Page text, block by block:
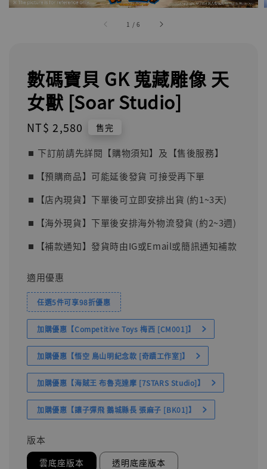
1 /6
數碼寶貝 GK 蒐藏雕像 天
女獸 [Soar Studio]
Regular
NT$ 2,580 售完
⏹︎ 下訂前請先詳閱【購物須知】及【售後服務】
⏹︎【預購商品】可能延後發貨 可接受再下單
⏹︎【店內現貨】下單後可立即安排出貨 (約1~3天)
⏹︎【海外現貨】下單後安排海外物流發貨 (約2~3週)
⏹︎【補款通知】發貨時由IG或Email或簡訊通知補款
適用優惠
任選5件可享98折優惠
加購優惠【Competitive Toys 梅西 [CM001]】
加購優惠【悟空 鳥山明紀念款 [奇蹟工作室]】
加購優惠【海賊王 布魯克達摩 [7STARS Studio]】
加購優惠【讓子彈飛 鵝城縣長 張麻子 [BK01]】
版本
雲底座版本 透明底座版本